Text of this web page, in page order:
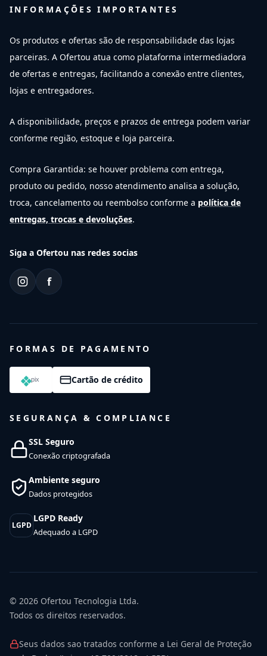
INFORMAÇÕES IMPORTANTES
Os produtos e ofertas são de responsabilidade das lojas
parceiras. A Ofertou atua como plataforma intermediadora
de ofertas e entregas, facilitando a conexão entre clientes,
lojas e entregadores.
A disponibilidade, preços e prazos de entrega podem variar
conforme região, estoque e loja parceira.
Compra Garantida: se houver problema com entrega,
produto ou pedido, nosso atendimento analisa a solução,
troca, cancelamento ou reembolso conforme a política de
entregas, trocas e devoluções.
Siga a Ofertou nas redes socias
f
FORMAS DE PAGAMENTO
Cartão de crédito
SEGURANÇA & COMPLIANCE
SSL Seguro
Conexão criptografada
Ambiente seguro
Dados protegidos
LGPD
LGPD Ready
Adequado a LGPD
© 2026 Ofertou Tecnologia Ltda.
Todos os direitos reservados.
Seus dados sao tratados conforme a Lei Geral de Proteção